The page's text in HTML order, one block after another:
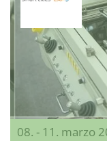
08. - 11. marzo